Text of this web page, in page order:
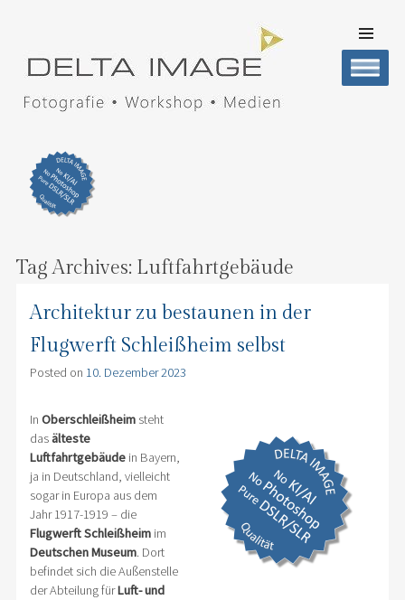
CONTENT
Tag Archives: Luftfahrtgebäude
Architektur zu bestaunen in der
Flugwerft Schleißheim selbst
Posted on 10. Dezember 2023
In Oberschleißheimsteht
dasälteste
Luftfahrtgebäudein Bayern,
ja in Deutschland, vielleicht
sogar in Europa aus dem
Jahr 1917-1919 – die
Flugwerft Schleißheimim
Deutschen Museum. Dort
befindet sich die Außenstelle
der Abteilung fürLuft- und